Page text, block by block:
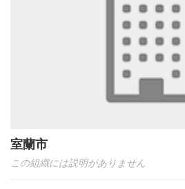
室蘭市
この組織には説明がありません